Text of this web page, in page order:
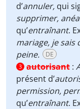
d’annuler, qui
supprimer,
qu’entraînant.
mariage, je sais
peine.
DE
3 autorisant :
présent d’
permission,
qu’entraînant.